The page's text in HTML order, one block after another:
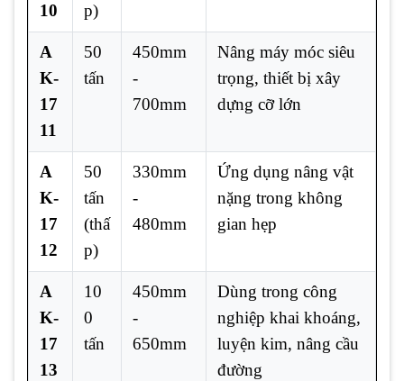
10
p)
A
K-
17
11
50
tấn
450mm
-
700mm
Nâng máy móc siêu
trọng, thiết bị xây
dựng cỡ lớn
A
K-
17
12
50
tấn
(thấ
p)
330mm
-
480mm
Ứng dụng nâng vật
nặng trong không
gian hẹp
A
K-
17
13
10
0
tấn
450mm
-
650mm
Dùng trong công
nghiệp khai khoáng,
luyện kim, nâng cầu
đường